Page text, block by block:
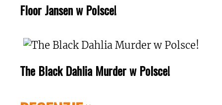
Floor Jansen w Polsce!
The Black Dahlia Murder w Polsce!